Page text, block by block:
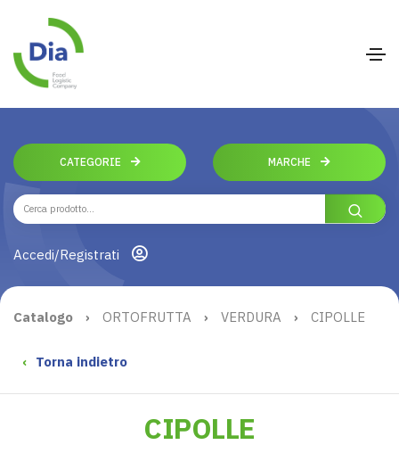
CATEGORIE MARCHE
Accedi/Registrati
Catalogo › ORTOFRUTTA › VERDURA › CIPOLLE
‹ Torna indietro
CIPOLLE